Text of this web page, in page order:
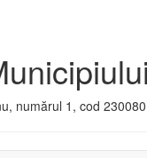
numărul 1, cod